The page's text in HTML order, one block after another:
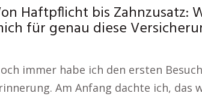
Haftpflicht bis Zahnzusatz:
für genau diese
immer habe ich den ersten
Am Anfang dachte ich,